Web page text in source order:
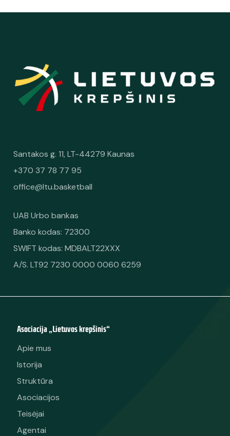
Santakos g. 11, LT-44279 Kaunas
+370 37 78 77 95
office@ltu.basketball
UAB Urbo bankas
Banko kodas: 72300
SWIFT kodas: MDBALT22XXX
A/S. LT92 7230 0000 0060 6259
Asociacija „Lietuvos krepšinis“
Apie mus
Istorija
Struktūra
Asociacijos
Teisėjai
Agentai